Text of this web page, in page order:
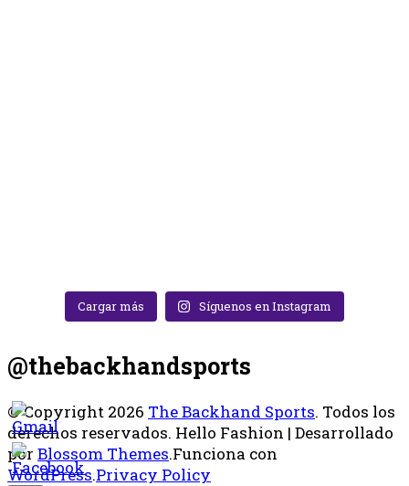
Cargar más Síguenos en Instagram
@thebackhandsports
© Copyright 2026 The Backhand Sports. Todos los
derechos reservados. Hello Fashion | Desarrollado
por Blossom Themes.Funciona con
WordPress.Privacy Policy